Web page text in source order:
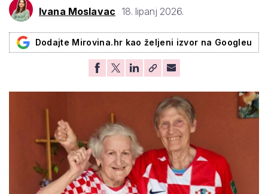
Ivana Moslavac 18. lipanj 2026.
Dodajte Mirovina.hr kao željeni izvor na Googleu